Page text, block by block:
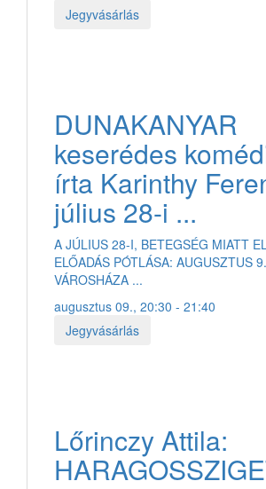
Jegyvásárlás
DUNAKANYAR
keserédes
írta Karinthy
július 28-i ...
A JÚLIUS 28-I, BETEGSÉG MIATT
ELŐADÁS PÓTLÁSA: AUGUSZTUS 9.
VÁROSHÁZA ...
augusztus 09., 20:30 - 21:40
Jegyvásárlás
Lőrinczy Attila: